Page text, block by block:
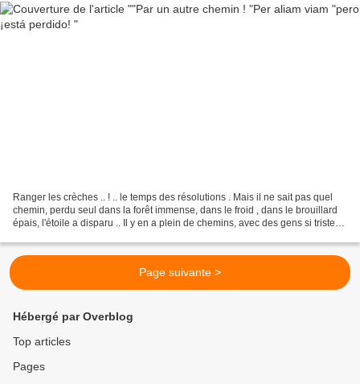
Ranger les crèches .. ! .. le temps des résolutions . Mais il ne sait pas quel
chemin, perdu seul dans la forêt immense, dans le froid , dans le brouillard
épais, l'étoile a disparu .. Il y en a plein de chemins, avec des gens si tristes,
Page suivante >
Hébergé par Overblog
Top articles
Pages